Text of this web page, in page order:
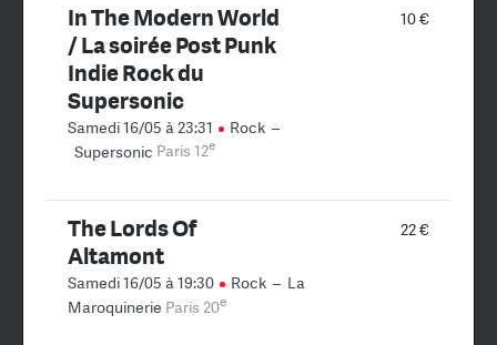
10 €
In The Modern World
/ La soirée Post Punk
Indie Rock du
Supersonic
Samedi 16/05 à 23:31 Rock –
Supersonic Paris 12e
22 €
The Lords Of
Altamont
Samedi 16/05 à 19:30 Rock – La
Maroquinerie Paris 20e